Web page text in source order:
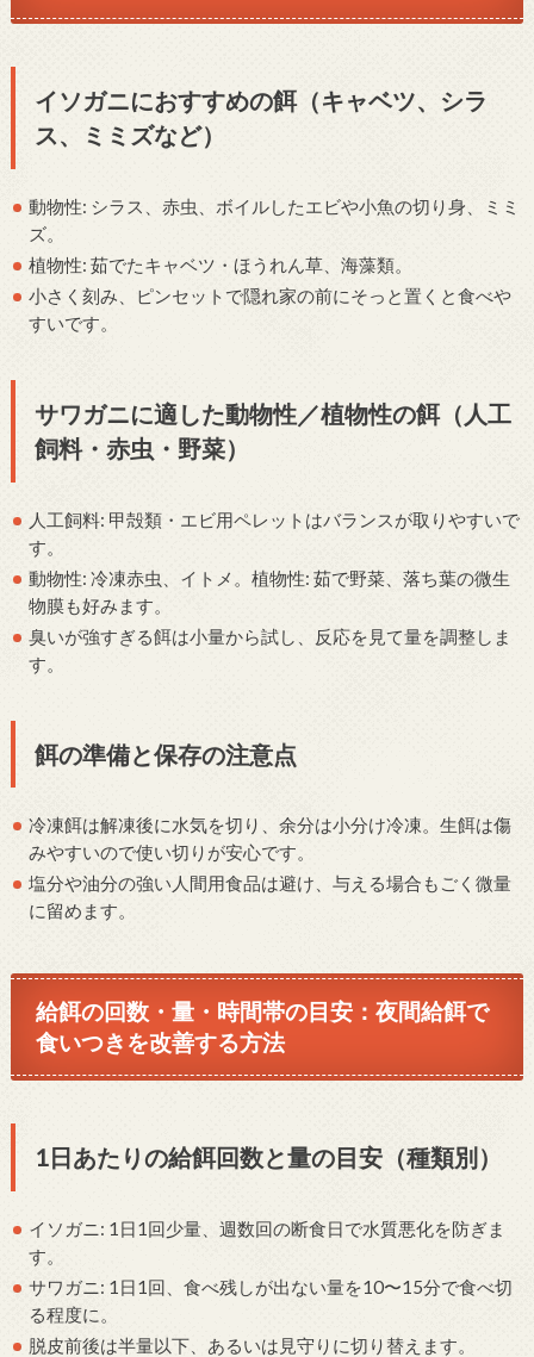
イソガニにおすすめの餌（キャベツ、シラ
ス、ミミズなど）
動物性: シラス、赤虫、ボイルしたエビや小魚の切り身、ミミ
ズ。
植物性: 茹でたキャベツ・ほうれん草、海藻類。
小さく刻み、ピンセットで隠れ家の前にそっと置くと食べや
すいです。
サワガニに適した動物性／植物性の餌（人工
飼料・赤虫・野菜）
人工飼料: 甲殻類・エビ用ペレットはバランスが取りやすいで
す。
動物性: 冷凍赤虫、イトメ。植物性: 茹で野菜、落ち葉の微生
物膜も好みます。
臭いが強すぎる餌は小量から試し、反応を見て量を調整しま
す。
餌の準備と保存の注意点
冷凍餌は解凍後に水気を切り、余分は小分け冷凍。生餌は傷
みやすいので使い切りが安心です。
塩分や油分の強い人間用食品は避け、与える場合もごく微量
に留めます。
給餌の回数・量・時間帯の目安：夜間給餌で
食いつきを改善する方法
1日あたりの給餌回数と量の目安（種類別）
イソガニ: 1日1回少量、週数回の断食日で水質悪化を防ぎま
す。
サワガニ: 1日1回、食べ残しが出ない量を10〜15分で食べ切
る程度に。
脱皮前後は半量以下、あるいは見守りに切り替えます。